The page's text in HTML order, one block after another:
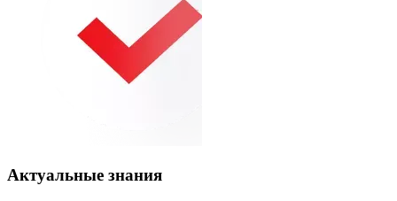
Актуальные знания